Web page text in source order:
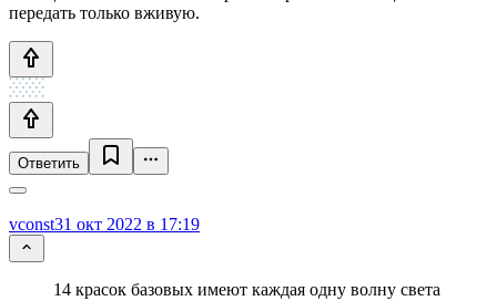
передать только вживую.
Ответить
vconst31 окт 2022 в 17:19
14 красок базовых имеют каждая одну волну света